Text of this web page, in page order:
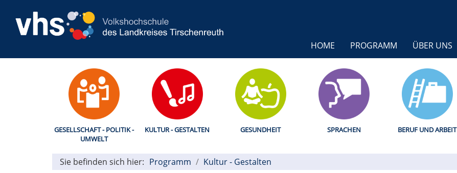
HOME PROGRAMM ÜBER UNS
GESELLSCHAFT - POLITIK -
UMWELT
KULTUR - GESTALTEN GESUNDHEIT SPRACHEN BERUF UND ARBEIT
Sie befinden sich hier: Programm Kultur - Gestalten